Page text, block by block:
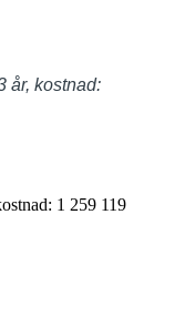
år, kostnad:
1 259 119